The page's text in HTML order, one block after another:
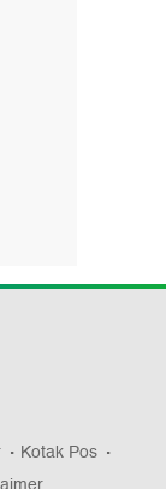
Kotak Pos